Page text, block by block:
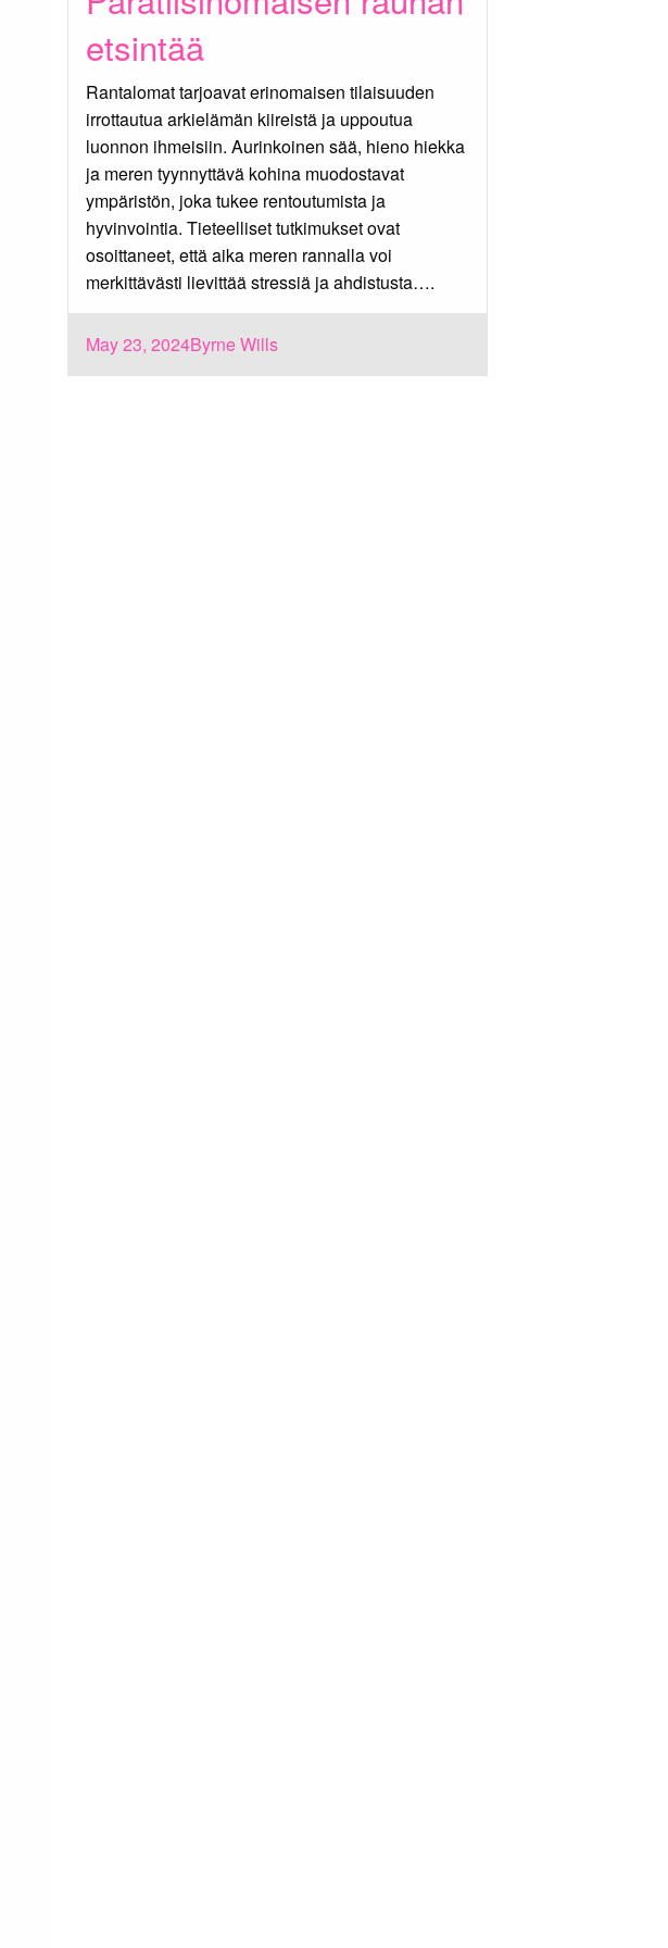
etsintää
Rantalomat tarjoavat erinomaisen tilaisuuden
irrottautua arkielämän kiireistä ja uppoutua
luonnon ihmeisiin. Aurinkoinen sää, hieno hiekka
ja meren tyynnyttävä kohina muodostavat
ympäristön, joka tukee rentoutumista ja
hyvinvointia. Tieteelliset tutkimukset ovat
osoittaneet, että aika meren rannalla voi
merkittävästi lievittää stressiä ja ahdistusta….
Posted
on
May 23, 2024Byrne Wills